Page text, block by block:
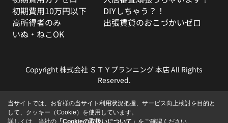
初期費用10万円以下
高所得者のみ
いぬ・ねこOK
DIYしちゃう？！
出張賃貸のおこづかいゼロ
Copyright 株式会社 ＳＴＹプランニング 本店 All Rights
Reserved.
当サイトでは、お客様の当サイト利用状況把握、サービス向上検討を目的と
して、クッキー（Cookie）を使用しています。
詳しくは、当社の 「Cookieの取扱いについて」 をご確認ください。